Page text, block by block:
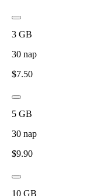
3 GB
30 nap
$7.50
5 GB
30 nap
$9.90
10 GB